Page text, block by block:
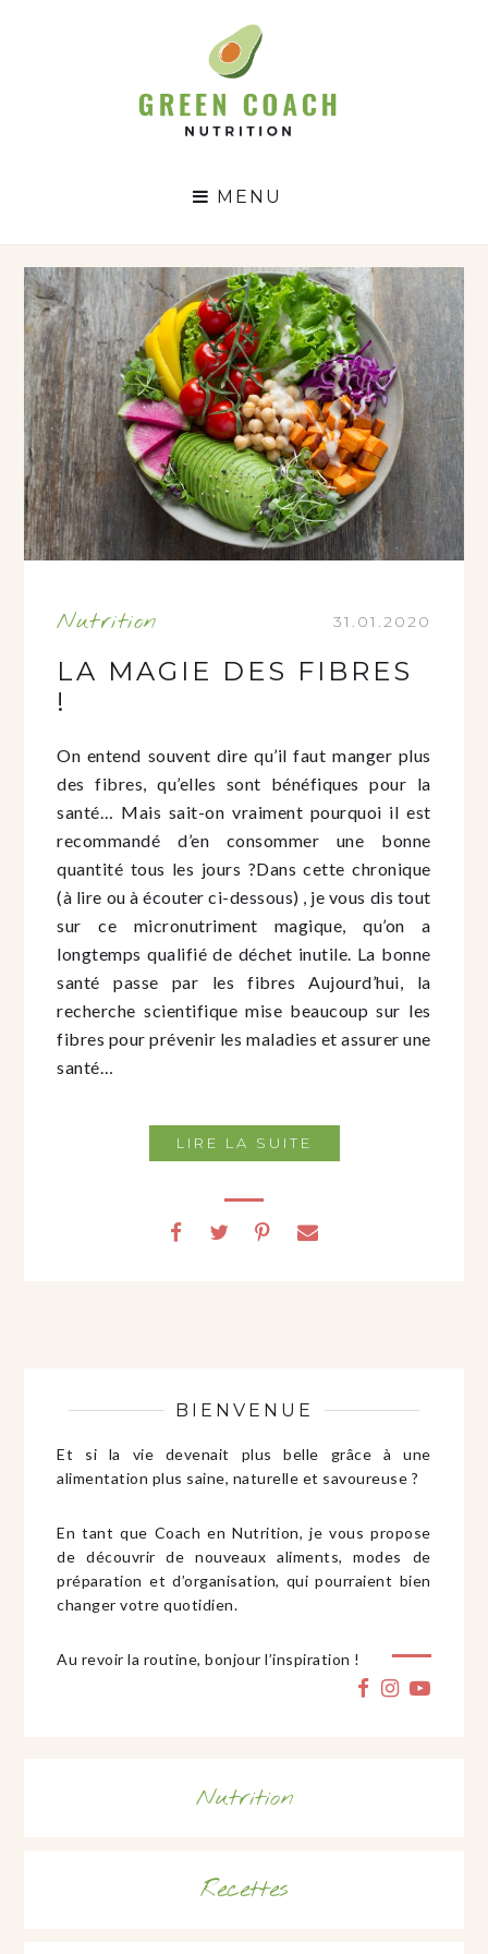
GCN
MENU
Nutrition 31.01.2020
LA MAGIE DES FIBRES
!
On entend souvent dire qu’il faut manger plus
des fibres, qu’elles sont bénéfiques pour la
santé… Mais sait-on vraiment pourquoi il est
recommandé d’en consommer une bonne
quantité tous les jours ?Dans cette chronique
(à lire ou à écouter ci-dessous) , je vous dis tout
sur ce micronutriment magique, qu’on a
longtemps qualifié de déchet inutile. La bonne
santé passe par les fibres Aujourd’hui, la
recherche scientifique mise beaucoup sur les
fibres pour prévenir les maladies et assurer une
santé…
LIRE LA SUITE
BIENVENUE
Et si la vie devenait plus belle grâce à une
alimentation plus saine, naturelle et savoureuse ?
En tant que Coach en Nutrition, je vous propose
de découvrir de nouveaux aliments, modes de
préparation et d’organisation, qui pourraient bien
changer votre quotidien.
Au revoir la routine, bonjour l’inspiration !
Nutrition
Recettes